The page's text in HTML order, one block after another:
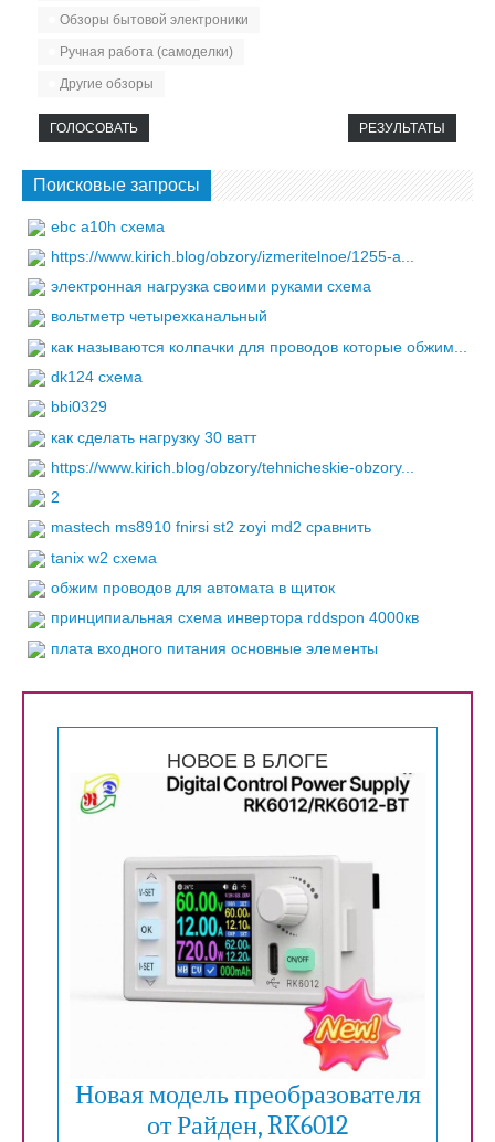
Обзоры бытовой электроники
Ручная работа (самоделки)
Другие обзоры
ГОЛОСОВАТЬ РЕЗУЛЬТАТЫ
Поисковые запросы
ebc a10h схема
https://www.kirich.blog/obzory/izmeritelnoe/1255-a...
электронная нагрузка своими руками схема
вольтметр четырехканальный
как называются колпачки для проводов которые обжим...
dk124 схема
bbi0329
как сделать нагрузку 30 ватт
https://www.kirich.blog/obzory/tehnicheskie-obzory...
2
mastech ms8910 fnirsi st2 zoyi md2 сравнить
tanix w2 схема
обжим проводов для автомата в щиток
принципиальная схема инвертора rddspon 4000кв
плата входного питания основные элементы
НОВОЕ В БЛОГЕ
Новая модель преобразователя
от Райден, RK6012